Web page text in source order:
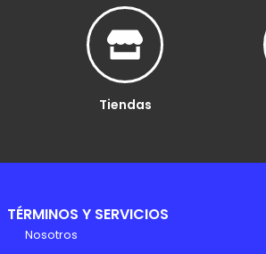
Tiendas
TÉRMINOS Y SERVICIOS
Nosotros